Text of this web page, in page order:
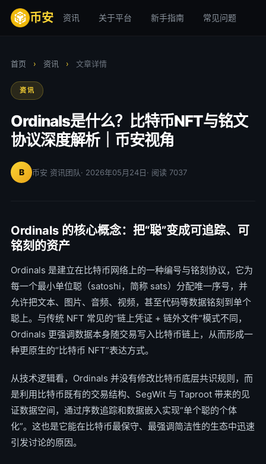
币安 资讯 关于平台 新手指南 常见问题
首页 › 资讯 › 文章详情
资讯
Ordinals是什么？比特币NFT与铭文
协议深度解析｜币安视角
B 币安 资讯团队· 2026年05月24日· 阅读 7037
Ordinals 的核心概念：把“聪”变成可追踪、可
铭刻的资产
Ordinals 是建立在比特币网络上的一种编号与铭刻协议，它为
每一个最小单位聪（satoshi，简称 sats）分配唯一序号，并
允许把文本、图片、音频、视频，甚至代码等数据铭刻到单个
聪上。与传统 NFT 常见的“链上凭证 + 链外文件”模式不同，
Ordinals 更强调数据本身随交易写入比特币链上，从而形成一
种更原生的“比特币 NFT”表达方式。
从技术逻辑看，Ordinals 并没有修改比特币底层共识规则，而
是利用比特币既有的交易结构、SegWit 与 Taproot 带来的见
证数据空间，通过序数追踪和数据嵌入实现“单个聪的个体
化”。这也是它能在比特币最保守、最强调简洁性的生态中迅速
引发讨论的原因。